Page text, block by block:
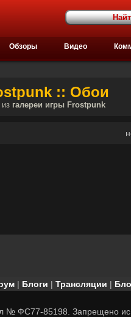
Обзоры Видео
:: Обои
галереи игры Frostpunk
| Блоги | Трансляции |
№ ФС77-85198. Запрещено